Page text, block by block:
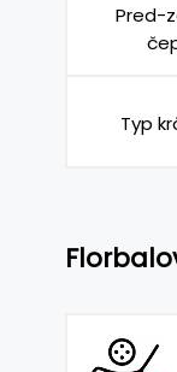
Pred-
Typ